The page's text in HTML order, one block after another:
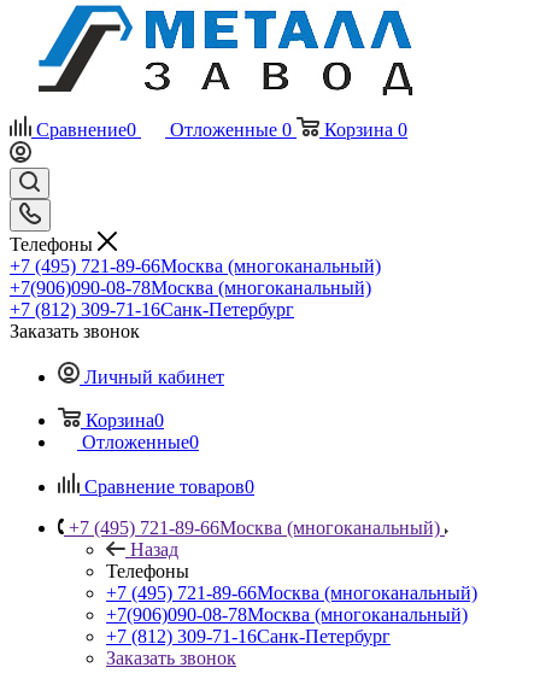
Сравнение0 Отложенные 0 Корзина 0
Телефоны
+7 (495) 721-89-66Москва (многоканальный)
+7(906)090-08-78Москва (многоканальный)
+7 (812) 309-71-16Санк-Петербург
Заказать звонок
Личный кабинет
Корзина0
Отложенные0
Сравнение товаров0
+7 (495) 721-89-66Москва (многоканальный)
Назад
Телефоны
+7 (495) 721-89-66Москва (многоканальный)
+7(906)090-08-78Москва (многоканальный)
+7 (812) 309-71-16Санк-Петербург
Заказать звонок